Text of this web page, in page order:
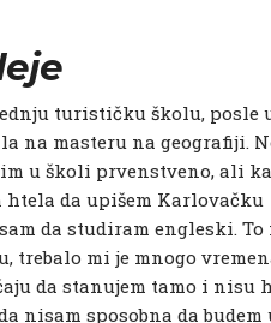
turističku školu, posle
na masteru na geografiji.
u školi prvenstveno, ali
htela da upišem Karlovačku
da studiram engleski. To
trebalo mi je mnogo
da stanujem tamo i nisu
nisam sposobna da budem